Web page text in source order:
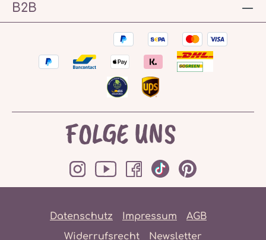
B2B
FOLGE UNS
Datenschutz Impressum
AGB
Widerrufsrecht
Newsletter